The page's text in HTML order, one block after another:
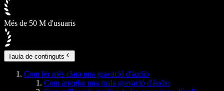
Més de 50 M d'usuaris
Taula de continguts
Com fer més clara una gravació d'àudio
Com arreglar una mala gravació d'àudio